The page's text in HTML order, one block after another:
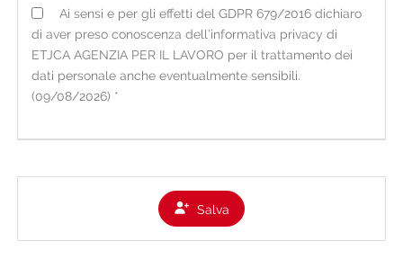
sezione per i candidati (ove è possibile anche il
caricamento spontaneo di un video del candidato);
• occasionalmente presso fonti ad accesso pubblico
o presso soggetti terzi (es. informazioni di carattere
Per i dati raccolti non direttamente presso
l'interessato, viene fornita la presente informativa
all'atto della loro registrazione e comunque non
Ai sensi e per gli effetti del GDPR 679/2016 dichiaro
di aver preso conoscenza dell’informativa privacy di
ETJCA AGENZIA PER IL LAVORO per il trattamento dei
dati personale anche eventualmente sensibili.
(09/08/2026) *
Salva